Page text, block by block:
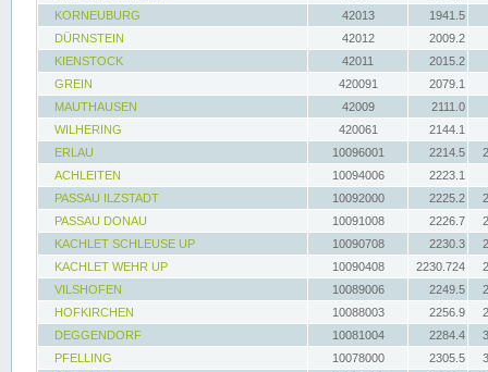
KORNEUBURG
42013
1941.5
DÜRNSTEIN
42012
2009.2
KIENSTOCK
42011
2015.2
GREIN
420091
2079.1
MAUTHAUSEN
42009
2111.0
WILHERING
420061
2144.1
ERLAU
10096001 2214.5
ACHLEITEN
10094006
2223.1
PASSAU ILZSTADT
10092000 2225.2
PASSAU DONAU
10091008 2226.7
KACHLET SCHLEUSE UP
10090708 2230.3
KACHLET WEHR UP
10090408 2230.724
VILSHOFEN
10089006 2249.5
HOFKIRCHEN
10088003 2256.9
DEGGENDORF
10081004 2284.4
PFELLING
10078000 2305.5